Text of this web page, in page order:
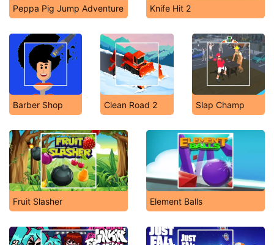
Peppa Pig Jump Adventure Knife Hit 2
Barber Shop Clean Road 2 Slap Champ
Fruit Slasher Element Balls